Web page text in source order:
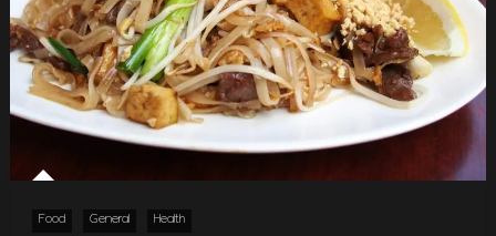
Food General Health